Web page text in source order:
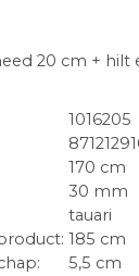
20 cm + hilt
1016205
170 cm
30 mm
tauari
185 cm
5,5 cm